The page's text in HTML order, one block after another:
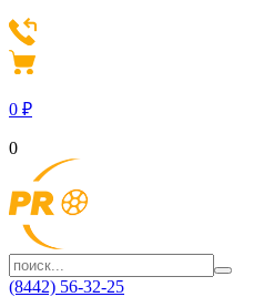
0 ₽
0
(8442) 56-32-25